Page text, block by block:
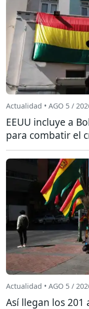
Actualidad • AGO 5 /
EEUU incluye a
para combatir el
Actualidad • AGO 5 /
Así llegan los